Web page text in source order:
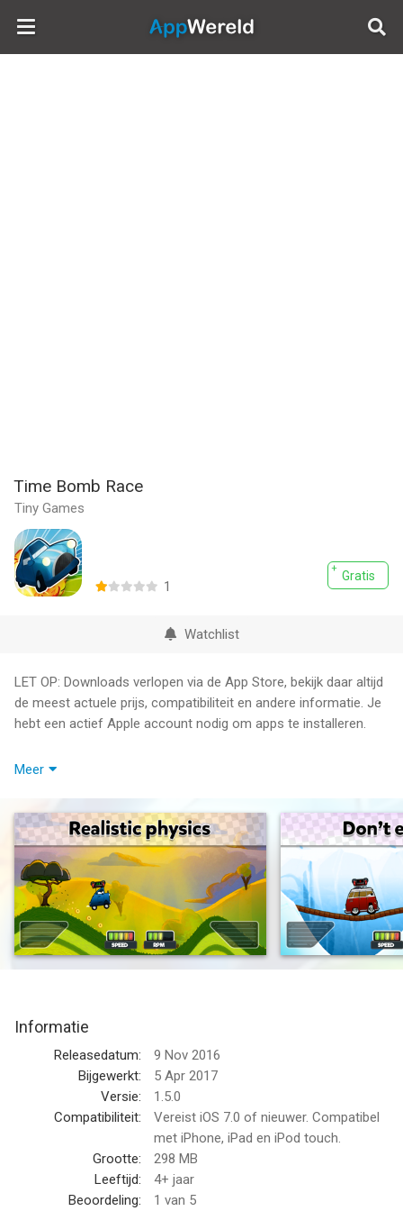
AppWereld
Time Bomb Race
Tiny Games
Gratis
1
Watchlist
LET OP: Downloads verlopen via de App Store, bekijk daar altijd
de meest actuele prijs, compatibiliteit en andere informatie. Je
hebt een actief Apple account nodig om apps te installeren.
Help Tiny Wheels and its friends to survive as long as they can.
landscapes: from the nice calm country, to bumpy canyons,
slippery icebergs and many more.
- BEAUTIFUL TO SEE: immerse yourself in a colored, hand-
drawn world playing many funny and unique cars, each one
with different strenghts and weak points!
- AROUND THE WORLD: play on many beautiful tracks, travel
- REALISTIC PHYSICS: power up your cars by upgrading
components and have fun jumping between hills and doing
- GEAR UP: collect coins and use them to improve your car's
stability, traction, wheels and motor! Make them more powerful
to beat your record.
Meer
Informatie
Releasedatum:
9 Nov 2016
Bijgewerkt:
5 Apr 2017
Versie:
1.5.0
Compatibiliteit:
Vereist iOS 7.0 of nieuwer. Compatibel
met iPhone, iPad en iPod touch.
Grootte:
298 MB
Leeftijd:
4+ jaar
Beoordeling:
1 van 5